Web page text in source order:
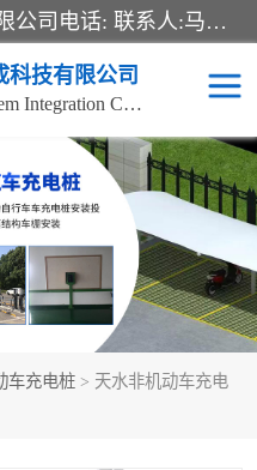
苏州迈凯隆系统集成科技有限公司电话: 联系人:马杰森 销售安装视频监控、报警系统、电话交换机、门禁考勤、巡更系统、呼叫对讲系统、停车场道闸、智能家居、广播系统、综合布线、办公设备、电子商务软件、网络工程、酒店门锁系列 系统集成、VOD视频点播、LED显示屏、节能产品、USP电源、收银机等弱电及智能化项目。
科技有限公司
Suzhou MaikailongSystem Integration Co., Ltd.
车充电桩 > 天水非机动车充电
电瓶车充电桩
两轮电动车充电桩